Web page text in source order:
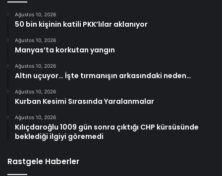
Ağustos 10, 2026
50 bin kişinin katili PKK’lılar aklanıyor
Ağustos 10, 2026
Manyas’ta korkutan yangın
Ağustos 10, 2026
Altın uçuyor… İşte tırmanışın arkasındaki neden…
Ağustos 10, 2026
Kurban Kesimi Sırasında Yaralanmalar
Ağustos 10, 2026
Kılıçdaroğlu 1009 gün sonra çıktığı CHP kürsüsünde
beklediği ilgiyi göremedi
Rastgele Haberler